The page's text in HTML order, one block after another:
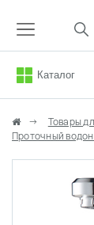
Каталог
Товары
Проточный